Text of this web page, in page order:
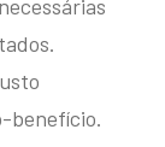
benefício.